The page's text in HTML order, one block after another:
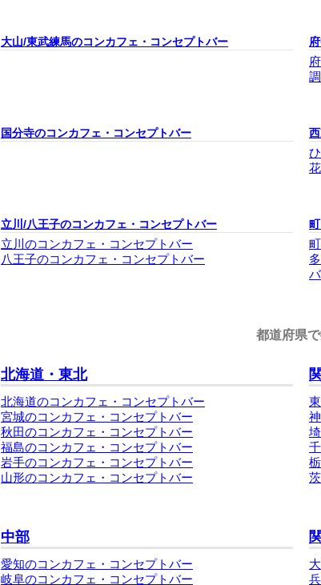
大山/東武練馬のコンカフェ・コンセプトバー
国分寺のコンカフェ・コンセプトバー
立川/八王子のコンカフェ・コンセプトバー
立川のコンカフェ・コンセプトバー
八王子のコンカフェ・コンセプトバー
都道府県
北海道・東北
北海道のコンカフェ・コンセプトバー
宮城のコンカフェ・コンセプトバー
秋田のコンカフェ・コンセプトバー
福島のコンカフェ・コンセプトバー
岩手のコンカフェ・コンセプトバー
山形のコンカフェ・コンセプトバー
中部
愛知のコンカフェ・コンセプトバー
岐阜のコンカフェ・コンセプトバー